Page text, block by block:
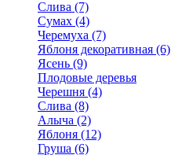
Слива (7)
Сумах (4)
Черемуха (7)
Яблоня декоративная (6)
Ясень (9)
Плодовые деревья
Черешня (4)
Слива (8)
Алыча (2)
Яблоня (12)
Груша (6)